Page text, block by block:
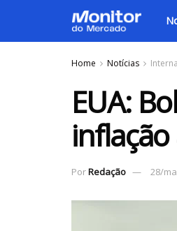
Home Notícias
EUA:
PorRedação 28/